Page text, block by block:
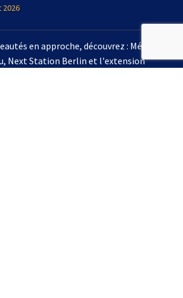
2026
en approche, découvrez : Méli
Next Station Berlin et l'extension